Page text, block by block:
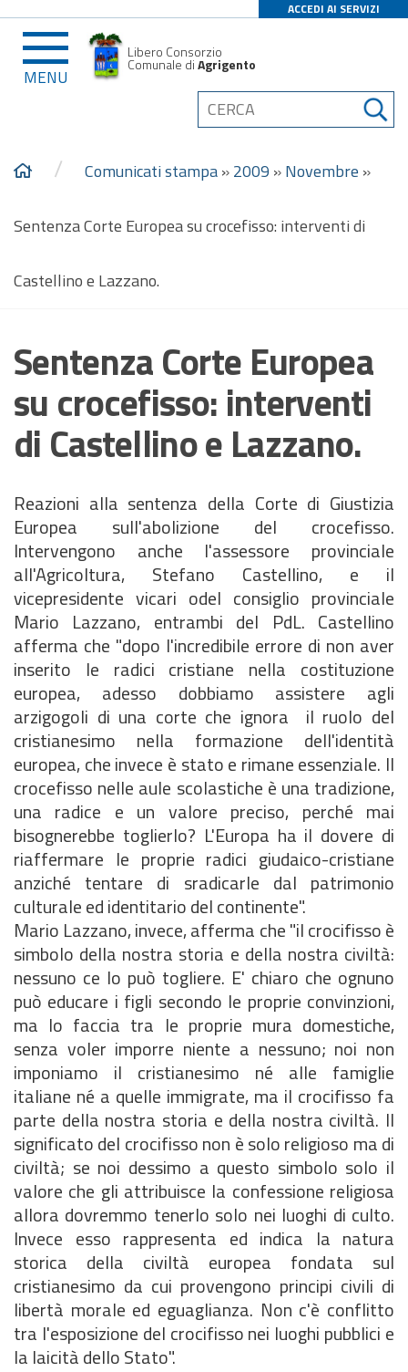
ACCEDI AI SERVIZI
MENU
Libero Consorzio
Comunale diAgrigento
/ Comunicati stampa»2009 »Novembre »
Sentenza Corte Europea su crocefisso: interventi di
Castellino e Lazzano.
Sentenza Corte Europea
su crocefisso: interventi
di Castellino e Lazzano.
Reazioni alla sentenza della Corte di Giustizia
Europea sull'abolizione del crocefisso.
Intervengono anche l'assessore provinciale
all'Agricoltura, Stefano Castellino, e il
vicepresidente vicari odel consiglio provinciale
Mario Lazzano, entrambi del PdL. Castellino
afferma che "dopo l'incredibile errore di non aver
inserito le radici cristiane nella costituzione
europea, adesso dobbiamo assistere agli
arzigogoli di una corte che ignora il ruolo del
cristianesimo nella formazione dell'identità
europea, che invece è stato e rimane essenziale. Il
crocefisso nelle aule scolastiche è una tradizione,
una radice e un valore preciso, perché mai
bisognerebbe toglierlo? L'Europa ha il dovere di
riaffermare le proprie radici giudaico-cristiane
anziché tentare di sradicarle dal patrimonio
culturale ed identitario del continente".
Mario Lazzano, invece, afferma che "il crocifisso è
simbolo della nostra storia e della nostra civiltà:
nessuno ce lo può togliere. E' chiaro che ognuno
può educare i figli secondo le proprie convinzioni,
ma lo faccia tra le proprie mura domestiche,
senza voler imporre niente a nessuno; noi non
imponiamo il cristianesimo né alle famiglie
italiane né a quelle immigrate, ma il crocifisso fa
parte della nostra storia e della nostra civiltà. Il
significato del crocifisso non è solo religioso ma di
civiltà; se noi dessimo a questo simbolo solo il
valore che gli attribuisce la confessione religiosa
allora dovremmo tenerlo solo nei luoghi di culto.
Invece esso rappresenta ed indica la natura
storica della civiltà europea fondata sul
cristianesimo da cui provengono principi civili di
libertà morale ed eguaglianza. Non c'è conflitto
tra l'esposizione del crocifisso nei luoghi pubblici e
la laicità dello Stato".